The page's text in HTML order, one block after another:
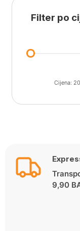
Filter po
Cijena:
9,90